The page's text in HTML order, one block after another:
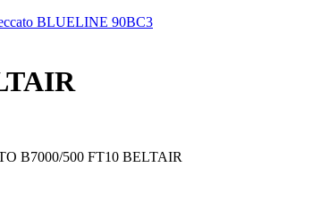
BLUELINE 90BC3
B7000/500 FT10 BELTAIR